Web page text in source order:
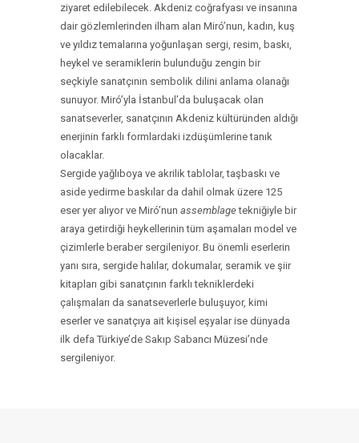
ziyaret edilebilecek. Akdeniz coğrafyası ve insanına
dair gözlemlerinden ilham alan Miró’nun, kadın, kuş
ve yıldız temalarına yoğunlaşan sergi, resim, baskı,
heykel ve seramiklerin bulunduğu zengin bir
seçkiyle sanatçının sembolik dilini anlama olanağı
sunuyor. Miró’yla İstanbul’da buluşacak olan
sanatseverler, sanatçının Akdeniz kültüründen aldığı
enerjinin farklı formlardaki izdüşümlerine tanık
olacaklar.
Sergide yağlıboya ve akrilik tablolar, taşbaskı ve
aside yedirme baskılar da dahil olmak üzere 125
eser yer alıyor ve Miró’nun assemblagetekniğiyle bir
araya getirdiği heykellerinin tüm aşamaları model ve
çizimlerle beraber sergileniyor. Bu önemli eserlerin
yanı sıra, sergide halılar, dokumalar, seramik ve şiir
kitapları gibi sanatçının farklı tekniklerdeki
çalışmaları da sanatseverlerle buluşuyor, kimi
eserler ve sanatçıya ait kişisel eşyalar ise dünyada
ilk defa Türkiye’de Sakıp Sabancı Müzesi’nde
sergileniyor.